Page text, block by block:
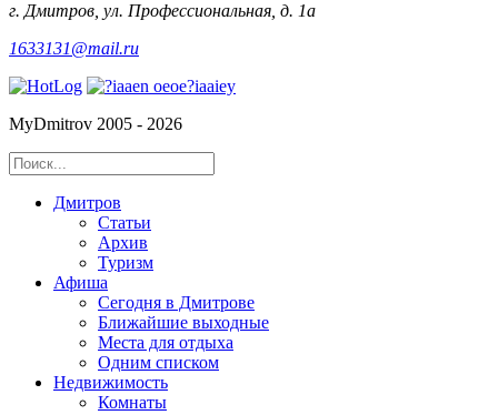
г. Дмитров, ул. Профессиональная, д. 1а
1633131@mail.ru
MyDmitrov 2005 - 2026
Дмитров
Статьи
Архив
Туризм
Афиша
Сегодня в Дмитрове
Ближайшие выходные
Места для отдыха
Одним списком
Недвижимость
Комнаты